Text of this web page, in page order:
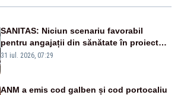
SANITAS: Niciun scenariu favorabil
pentru angajații din sănătate în proiectul
Legii salarizării
31 iul. 2026, 07:29
ANM a emis cod galben și cod portocaliu